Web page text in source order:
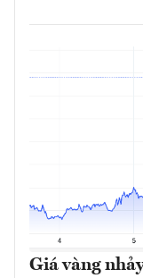
Giá vàng